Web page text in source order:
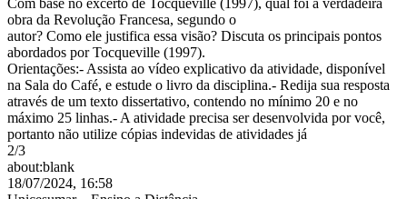
Com base no excerto de Tocqueville (1997), qual foi a verdadeira
obra da Revolução Francesa, segundo o
autor? Como ele justifica essa visão? Discuta os principais pontos
abordados por Tocqueville (1997).
Orientações:- Assista ao vídeo explicativo da atividade, disponível
na Sala do Café, e estude o livro da disciplina.- Redija sua resposta
através de um texto dissertativo, contendo no mínimo 20 e no
máximo 25 linhas.- A atividade precisa ser desenvolvida por você,
portanto não utilize cópias indevidas de atividades já
2/3
about:blank
18/07/2024, 16:58